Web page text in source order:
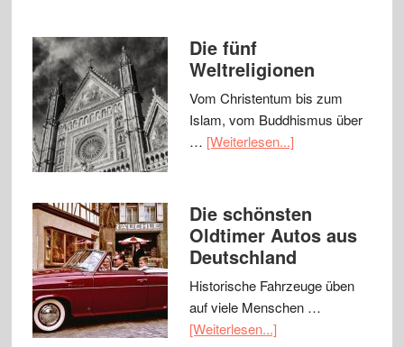
Die fünf
Weltreligionen
Vom Christentum bis zum
Islam, vom Buddhismus über
… [Weiterlesen...]
Die schönsten
Oldtimer Autos aus
Deutschland
Historische Fahrzeuge üben
auf viele Menschen …
[Weiterlesen...]